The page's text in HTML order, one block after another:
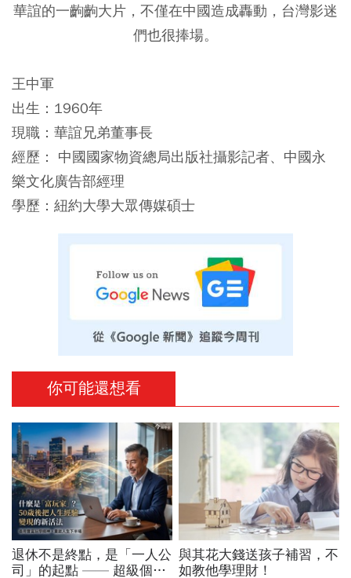
華誼的一齣齣大片，不僅在中國造成轟動，台灣影迷
們也很捧場。
王中軍
出生：1960年
現職：華誼兄弟董事長
經歷： 中國國家物資總局出版社攝影記者、中國永
樂文化廣告部經理
學歷：紐約大學大眾傳媒碩士
你可能還想看
退休不是終點，是「一人公
司」的起點 —— 超級個體
與其花大錢送孩子補習，不
如教他學理財！